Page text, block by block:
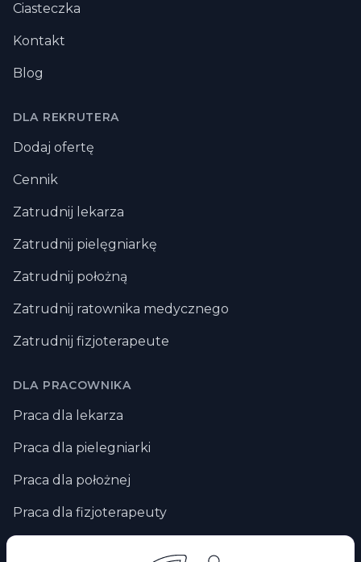
Ciasteczka
Kontakt
Blog
DLA REKRUTERA
Dodaj ofertę
Cennik
Zatrudnij lekarza
Zatrudnij pielęgniarkę
Zatrudnij położną
Zatrudnij ratownika medycznego
Zatrudnij fizjoterapeute
DLA PRACOWNIKA
Praca dla lekarza
Praca dla pielegniarki
Praca dla położnej
Praca dla fizjoterapeuty